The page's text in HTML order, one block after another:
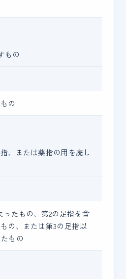
もの
の
、または薬指の用を廃し
ったもの、第2の足指を含
の、または第3の足指以
もの